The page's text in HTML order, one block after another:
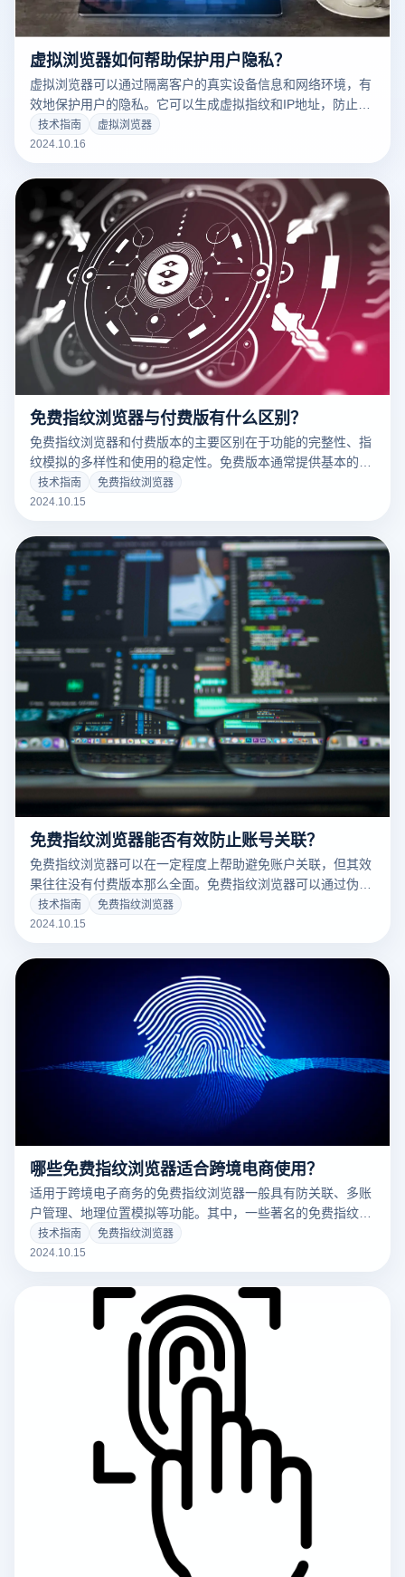
虚拟浏览器如何帮助保护用户隐私？
虚拟浏览器可以通过隔离客户的真实设备信息和网络环境，有
效地保护用户的隐私。它可以生成虚拟指纹和IP地址，防止跟
踪真实身份，从而大大降低数据泄露的风险。虚拟浏览器可以
帮助用户在跨境电子商务、网络营销等场景中隐藏敏感信息。
技术指南
虚拟浏览器
2024.10.16
免费指纹浏览器与付费版有什么区别？
免费指纹浏览器和付费版本的主要区别在于功能的完整性、指
纹模拟的多样性和使用的稳定性。免费版本通常提供基本的浏
览器指纹伪装和多账户管理功能，但在更丰富的指纹设备、定
制设置、独家IP支持和更频繁的技术更新等高级功能中相对有
的服务优先级，付费版本通常可以提供更强的安全性、更好的
性能，以及更专业的技术支持和服务保证，适合需要持续和稳
定使用的客户。
技术指南
免费指纹浏览器
2024.10.15
免费指纹浏览器能否有效防止账号关联？
免费指纹浏览器可以在一定程度上帮助避免账户关联，但其效
果往往没有付费版本那么全面。免费指纹浏览器可以通过伪装
浏览器指纹、修改IP地址和设备信息来模拟多个单独的虚拟环
境，从而降低被平台检测到账户关联的风险。但由于免费版的
其是面对严格的风险控制系统，可能无法完全避免识别。因
此，免费指纹浏览器虽然有利于防止关联，但在复杂的场景中
技术指南
免费指纹浏览器
2024.10.15
哪些免费指纹浏览器适合跨境电商使用？
适用于跨境电子商务的免费指纹浏览器一般具有防关联、多账
户管理、地理位置模拟等功能。其中，一些著名的免费指纹浏
览器和许多指纹浏览器提供了基本的指纹伪装功能，可以帮助
电子商务卖家有效避免平台的风险控制系统。此外，这些工具
程。但是免费版可能会限制功能或者稳定性，需要根据实际需
技术指南
免费指纹浏览器
2024.10.15